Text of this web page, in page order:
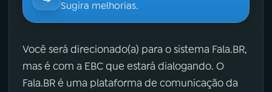
Sugira melhorias.
Você será direcionado(a) para o sistema Fala.BR,
mas é com a EBC que estará dialogando. O
Fala.BR é uma plataforma de comunicação da